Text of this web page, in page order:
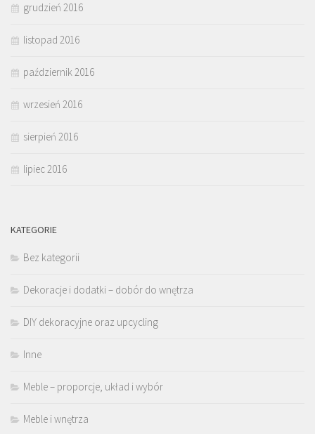
grudzień 2016
listopad 2016
październik 2016
wrzesień 2016
sierpień 2016
lipiec 2016
KATEGORIE
Bez kategorii
Dekoracje i dodatki – dobór do wnętrza
DIY dekoracyjne oraz upcycling
Inne
Meble – proporcje, układ i wybór
Meble i wnętrza